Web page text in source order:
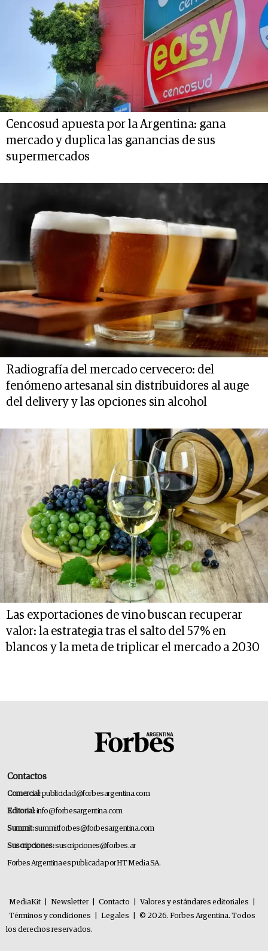
Cencosud apuesta por la Argentina: gana
mercado y duplica las ganancias de sus
supermercados
Radiografía del mercado cervecero: del
fenómeno artesanal sin distribuidores al auge
del delivery y las opciones sin alcohol
Las exportaciones de vino buscan recuperar
valor: la estrategia tras el salto del 57% en
blancos y la meta de triplicar el mercado a 2030
Contactos
Comercial:publicidad@forbesargentina.com
Editorial:info@forbesargentina.com
Summit:summitforbes@forbesargentina.com
Suscripciones:suscripciones@forbes.ar
Forbes Argentina es publicada por HT Media SA.
MediaKit Newsletter Contacto Valores y estándares editoriales
Términos y condiciones
Legales
© 2026. Forbes Argentina. Todos
los derechos reservados.